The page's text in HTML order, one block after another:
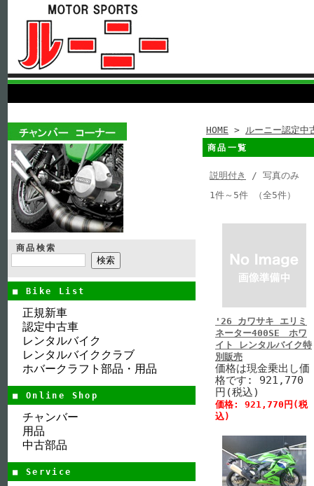
商品検索
■ Bike List
正規新車
認定中古車
レンタルバイク
レンタルバイククラブ
ホバークラフト部品・用品
■ Online Shop
チャンバー
用品
中古部品
■ Service
HOME > ルーニー認定中
商品一覧
説明付き
/ 写真のみ
1件～5件 （全5件）
'26 カワサキ エリミ
ネーター400SE ホワ
イト レンタルバイク特
別販売
価格は現金乗出し価
格です: 921,770
円(税込)
価格: 921,770円(税
込)